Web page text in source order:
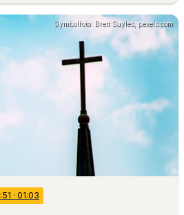
Symbolfoto: Brett Sayles, pexels.com
· 01:03